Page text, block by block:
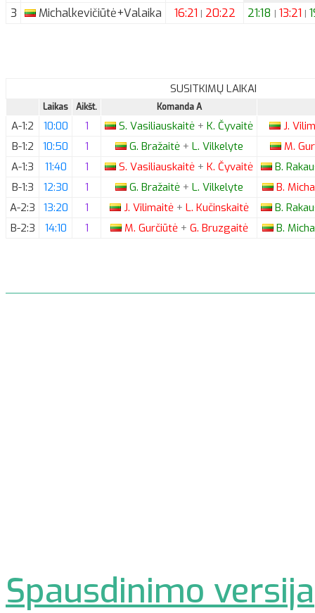
3
Michalkevičiūtė+Valaika 16:21 | 20:22 21:18 | 13:21 |
SUSITKIMŲ LAIKAI
Laikas Aikšt. Komanda A
A-1:2 10:00 1 S. Vasiliauskaitė + K. Čyvaitė J.
B-1:2
10:50 1 G. Bražaitė + L. Vilkelyte M.
A-1:3
11:40 1 S. Vasiliauskaitė + K. Čyvaitė B.
B-1:3
12:30 1 G. Bražaitė + L. Vilkelyte B.
A-2:3
13:20 1 J. Vilimaitė + L. Kučinskaitė B.
B-2:3
14:10 1 M. Gurčiūtė + G. Bruzgaitė B.
Spausdinimo versija